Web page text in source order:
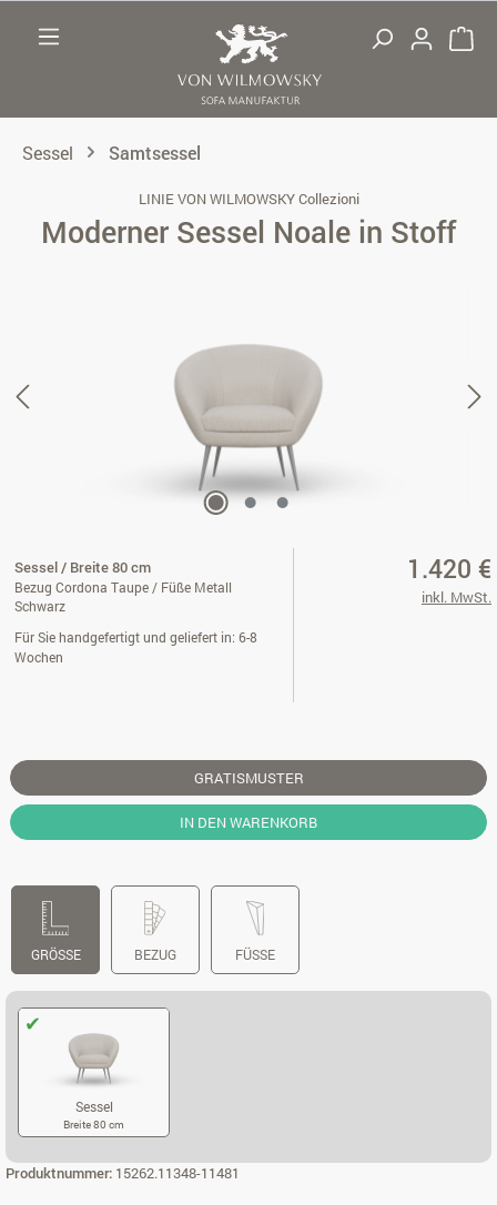
Sessel Samtsessel
LINIE VON WILMOWSKY Collezioni
Moderner Sessel Noale in Stoff
Sessel / Breite 80 cm
Bezug Cordona Taupe / Füße Metall
Schwarz
Für Sie handgefertigt und geliefert in: 6-8
Wochen
1.420 €
inkl. MwSt.
GRATISMUSTER
IN DEN WARENKORB
GRÖSSE BEZUG FÜSSE
Sessel
Breite 80 cm
Produktnummer: 15262.11348-11481